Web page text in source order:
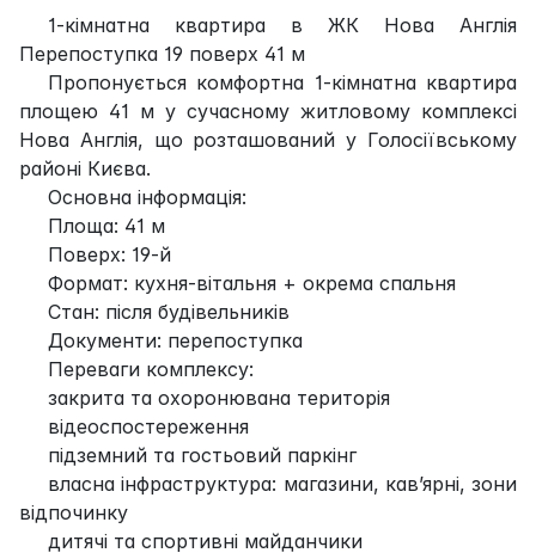
1-кімнатна квартира в ЖК Нова Англія
Перепоступка 19 поверх 41 м
Пропонується комфортна 1-кімнатна квартира
площею 41 м у сучасному житловому комплексі
Нова Англія, що розташований у Голосіївському
районі Києва.
Основна інформація:
Площа: 41 м
Поверх: 19-й
Формат: кухня-вітальня + окрема спальня
Стан: після будівельників
Документи: перепоступка
Переваги комплексу:
закрита та охоронювана територія
відеоспостереження
підземний та гостьовий паркінг
власна інфраструктура: магазини, кав’ярні, зони
відпочинку
дитячі та спортивні майданчики